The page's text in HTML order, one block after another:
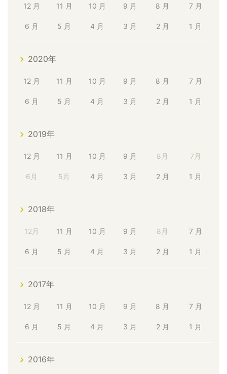
12 月 11 月 10 月 9 月 8 月 7 月
6 月 5 月 4 月 3 月 2 月 1 月
2020年
12 月 11 月 10 月 9 月 8 月 7 月
6 月 5 月 4 月 3 月 2 月 1 月
2019年
12 月 11 月 10 月 9 月 8月 7月
6月 5月 4 月 3 月 2 月 1 月
2018年
12月 11 月 10 月 9 月 8月 7 月
6 月 5 月 4 月 3 月 2 月 1 月
2017年
12 月 11 月 10 月 9 月 8 月 7 月
6 月 5 月 4 月 3 月 2 月 1 月
2016年